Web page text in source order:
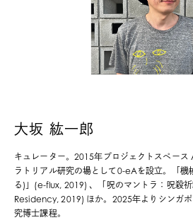
大坂 紘一郎
キュレーター。2015年プロジェクトスペース
ラトリアル研究の場として0-eAを設立。「機
る)」(e-flux, 2019) 、「呪のマントラ：呪殺
Residency, 2019) ほか。2025年よりシンガ
究博士課程。